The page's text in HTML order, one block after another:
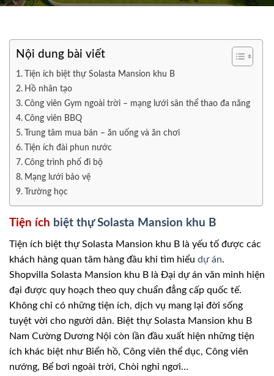
Nội dung bài viết
Tiện ích biệt thự Solasta Mansion khu B
Hồ nhân tạo
Công viên Gym ngoài trời – mạng lưới sân thể thao đa năng
Công viên BBQ
Trung tâm mua bán – ăn uống và ăn chơi
Tiện ích đài phun nước
Công trình phố đi bộ
Mạng lưới bảo vệ
Trường học
Tiện ích biệt thự Solasta Mansion khu B
Tiện ích biệt thự Solasta Mansion khu B là yếu tố được các
khách hàng quan tâm hàng đầu khi tìm hiểu dự án.
Shopvilla Solasta Mansion khu B là Đại dự án văn minh hiện
đại được quy hoạch theo quy chuẩn đẳng cấp quốc tế.
Không chỉ có những tiện ích, dịch vụ mang lại đời sống
tuyệt vời cho người dân. Biệt thự Solasta Mansion khu B
Nam Cường Dương Nội còn lần đầu xuất hiện những tiện
ích khác biệt như Biển hồ, Công viên thể dục, Công viên
nướng, Bể bơi ngoài trời, Chòi nghỉ ngơi…